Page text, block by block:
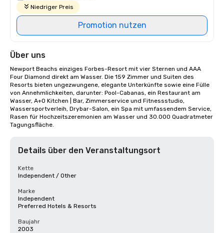
Niedriger Preis
Promotion nutzen
Über uns
Newport Beachs einziges Forbes-Resort mit vier Sternen und AAA
Four Diamond direkt am Wasser. Die 159 Zimmer und Suiten des
Resorts bieten ungezwungene, elegante Unterkünfte sowie eine Fülle
von Annehmlichkeiten, darunter: Pool-Cabanas, ein Restaurant am
Wasser, A+O Kitchen | Bar, Zimmerservice und Fitnessstudio,
Wassersportverleih, Drybar-Salon, ein Spa mit umfassendem Service,
Rasen für Hochzeitszeremonien am Wasser und 30.000 Quadratmeter
Tagungsfläche.
Details über den Veranstaltungsort
Kette
Independent / Other
Marke
Independent
Preferred Hotels & Resorts
Baujahr
2003